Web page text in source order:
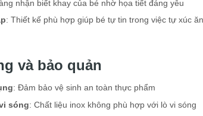
nhận biết khay của bé nhờ họa tiết đáng yêu
: Thiết kế phù hợp giúp bé tự tin trong việc tự xúc ăn
và bảo quản
: Đảm bảo vệ sinh an toàn thực phẩm
sóng: Chất liệu inox không phù hợp với lò vi sóng